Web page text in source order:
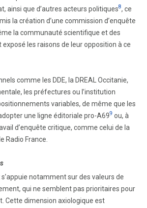
ainsi que d’autres acteurs politiques8, ce
la création d’une commission d’enquête
la communauté scientifique et des
exposé les raisons de leur opposition à ce
comme les DDE, la DREAL Occitanie,
les préfectures ou l’institution
variables, de même que les
une ligne éditoriale pro-A699 ou, à
d’enquête critique, comme celui de la
Radio France.
s’appuie notamment sur des valeurs de
qui ne semblent pas prioritaires pour
Cette dimension axiologique est